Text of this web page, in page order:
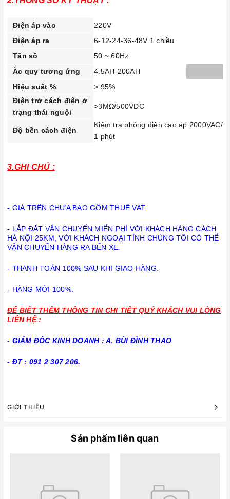
Điện áp vào
220V
Điện áp ra
6-12-24-36-48V 1 chiều
Tần số
50 ~ 60Hz
Ắc quy tương ứng
4.5AH-200AH
Hiệu suất %
> 95%
Điện trở cách điện ở
trạng thái nguội
>3MΩ/500VDC
Độ bền cách điện
Kiểm tra phóng điện cao áp 2000VAC/
1 phút
3.GHI CHÚ :
- GIÁ TRÊN CHƯA BAO GỒM THUẾ VAT.
- LẮP ĐẶT VẬN CHUYỂN MIỂN PHÍ VỚI KHÁCH HÀNG CÁCH
HÀ NỘI 25KM, VỚI KHÁCH NGOẠI TỈNH CHÚNG TÔI CÓ THỂ
VẬN CHUYỂN HÀNG RA BẾN XE.
- THANH TOÁN 100% SAU KHI GIAO HÀNG.
- HÀNG MỚI 100%.
ĐỂ BIẾT THÊM THÔNG TIN CHI TIẾT QUÝ KHÁCH VUI LÒNG
LIÊN HỆ :
- GIÁM ĐỐC KINH DOANH : A. BÙI ĐÌNH THAO
- ĐT : 091 2 307 206.
GIỚI THIỆU
Sản phẩm liên quan